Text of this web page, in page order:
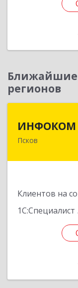
Ближайшие
регионов
ИНФОКОМ
Псков
Клиентов на
1С:Специалист
180000,